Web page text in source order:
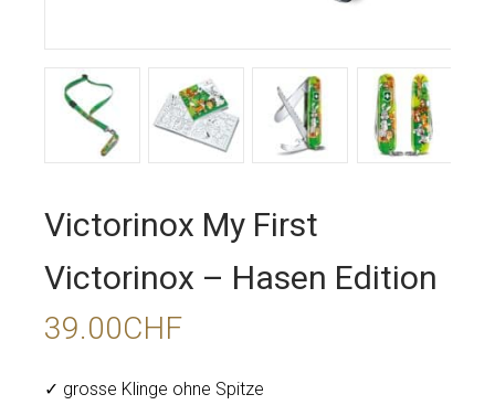
Victorinox My First
Victorinox – Hasen Edition
39.00CHF
✓ grosse Klinge ohne Spitze